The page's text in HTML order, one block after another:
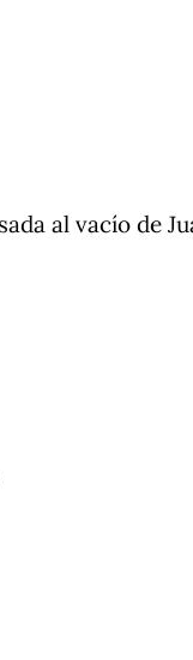
al vacío de